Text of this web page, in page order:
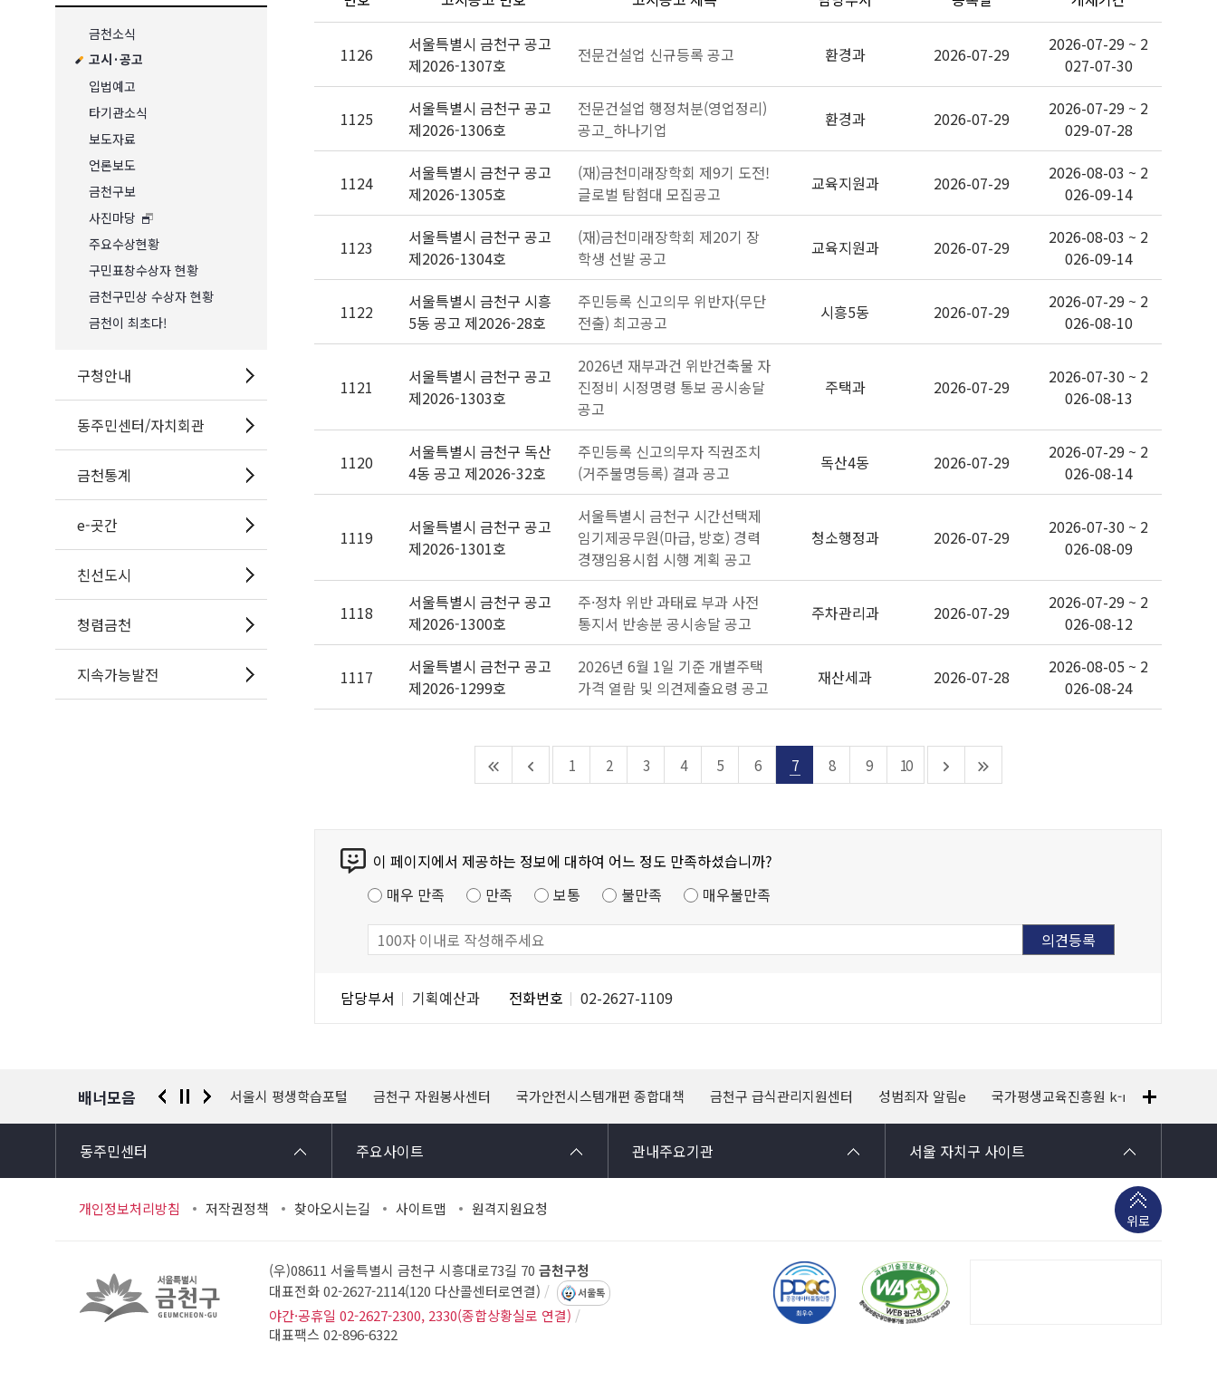
금천소식
고시·공고
입법예고
타기관소식
보도자료
언론보도
금천구보
사진마당
주요수상현황
구민표창수상자 현황
금천구민상 수상자 현황
금천이 최초다!
구청안내
동주민센터/자치회관
금천통계
e-곳간
친선도시
청렴금천
지속가능발전
1126
서울특별시 금천구 공고
제2026-1307호
전문건설업 신규등록 공고 환경과 2026-07-29
2026-07-29 ~ 2
027-07-30
1125
서울특별시 금천구 공고
제2026-1306호
전문건설업 행정처분(영업정리)
공고_하나기업
환경과 2026-07-29
2026-07-29 ~ 2
029-07-28
1124
서울특별시 금천구 공고
제2026-1305호
(재)금천미래장학회 제9기 도전!
글로벌 탐험대 모집공고
교육지원과 2026-07-29
2026-08-03 ~ 2
026-09-14
1123
서울특별시 금천구 공고
제2026-1304호
(재)금천미래장학회 제20기 장
학생 선발 공고
교육지원과 2026-07-29
2026-08-03 ~ 2
026-09-14
1122
서울특별시 금천구 시흥
5동 공고 제2026-28호
주민등록 신고의무 위반자(무단
전출) 최고공고
시흥5동 2026-07-29
2026-07-29 ~ 2
026-08-10
1121
서울특별시 금천구 공고
제2026-1303호
2026년 재부과건 위반건축물 자
진정비 시정명령 통보 공시송달
공고
주택과 2026-07-29
2026-07-30 ~ 2
026-08-13
1120
서울특별시 금천구 독산
4동 공고 제2026-32호
주민등록 신고의무자 직권조치
(거주불명등록) 결과 공고
독산4동 2026-07-29
2026-07-29 ~ 2
026-08-14
1119
서울특별시 금천구 공고
제2026-1301호
서울특별시 금천구 시간선택제
임기제공무원(마급, 방호) 경력
경쟁임용시험 시행 계획 공고
청소행정과 2026-07-29
2026-07-30 ~ 2
026-08-09
1118
서울특별시 금천구 공고
제2026-1300호
주·정차 위반 과태료 부과 사전
통지서 반송분 공시송달 공고
주차관리과 2026-07-29
2026-07-29 ~ 2
026-08-12
1117
서울특별시 금천구 공고
제2026-1299호
2026년 6월 1일 기준 개별주택
가격 열람 및 의견제출요령 공고
재산세과 2026-07-28
2026-08-05 ~ 2
026-08-24
1 2 3 4 5 6 7 8 9 10
이 페이지에서 제공하는 정보에 대하여 어느 정도 만족하셨습니까?
매우 만족
만족 보통 불만족 매우불만족
담당부서 기획예산과 전화번호 02-2627-1109
배너모음
경찰청 유실물 통합포털 서울시 평생학습포털 금천구 자원봉사센터 국가안전시스템개편 종합대책 금천구 급식관리지원센터 성범죄자 알림e 국가평생교육진흥원 k-mooc
동주민센터 주요사이트 관내주요기관 서울 자치구 사이트
개인정보처리방침 저작권정책 찾아오시는길 사이트맵 원격지원요청
위로
(우)08611 서울특별시 금천구 시흥대로73길 70 금천구청
대표전화 02-2627-2114(120 다산콜센터로연결) 서울톡
야간·공휴일 02-2627-2300, 2330(종합상황실로 연결)
대표팩스 02-896-6322